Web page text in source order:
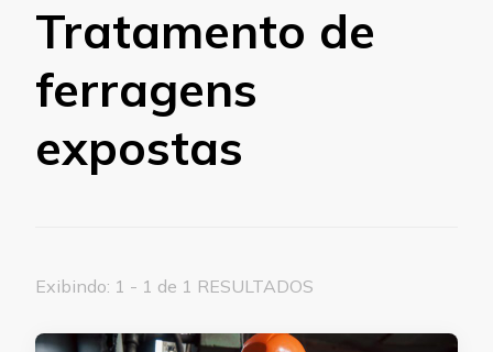
Tratamento de
ferragens
expostas
Exibindo: 1 - 1 de 1 RESULTADOS